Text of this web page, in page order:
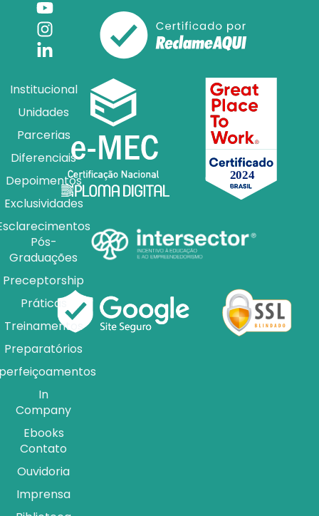
Institucional
Unidades
Parcerias
Diferenciais
Depoimentos
Exclusividades
Pós-
Graduações
Preceptorship
Práticas
Treinamentos
Preparatórios
In
Company
Ebooks
Contato
Ouvidoria
Imprensa